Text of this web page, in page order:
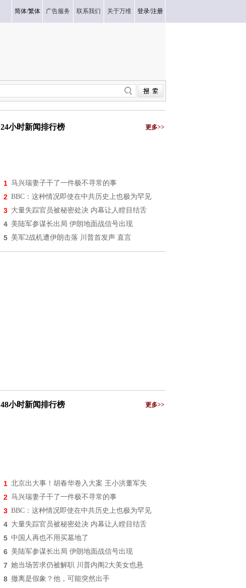
简体/繁体 广告服务 联系我们 关于万维 登录/注册
24小时新闻排行榜 更多>>
1 马兴瑞妻子干了一件极不寻常的事
2 BBC：这种情况即使在中共历史上也极为罕见
3 大量失踪官员被秘密处决 内幕让人瞠目结舌
4 美陆军参谋长出局 伊朗地面战信号出现
5 美军2战机遭伊朗击落 川普首发声 直言
48小时新闻排行榜 更多>>
1 北京出大事！胡春华卷入大案 王小洪董军失
2 马兴瑞妻子干了一件极不寻常的事
3 BBC：这种情况即使在中共历史上也极为罕见
4 大量失踪官员被秘密处决 内幕让人瞠目结舌
5 中国人再也不用买墓地了
6 美陆军参谋长出局 伊朗地面战信号出现
7 她当场苦求仍被解职 川普内阁2大美女也悬
8 撤离是假象？他，可能突然出手